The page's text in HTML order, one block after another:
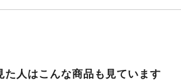
た人はこんな商品も見ています